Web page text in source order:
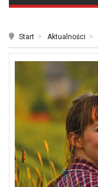
Start Aktualności